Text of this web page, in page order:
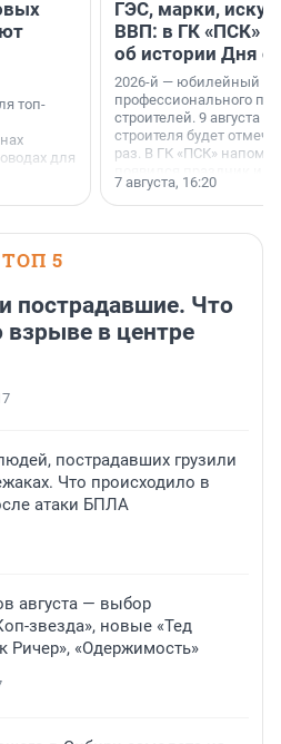
топ-
для
ГЭС, марки,
ВВП: в ГК «ПСК»
об истории Дня
2026-й — юбилейный
профессионального
строителей. 9 августа
строителя будет
раз. В ГК «ПСК»
поменялась роль
7 августа, 16:20
ТОП 5
пострадавшие. Что
взрыве в центре
пострадавших грузили
Что происходило в
атаки БПЛА
августа — выбор
звезда», новые «Тед
Ричер», «Одержимость»